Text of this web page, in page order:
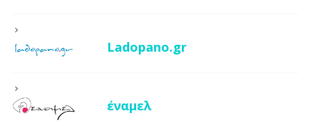
Ladopano.gr
έναμελ